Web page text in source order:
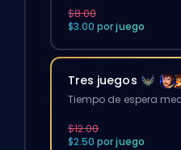
$8.00
$3.00 por juego
Tres juegos
Tiempo de espera
$12.00
$2.50 por juego